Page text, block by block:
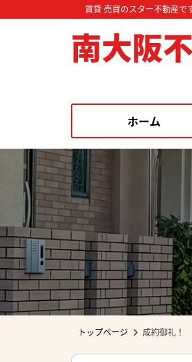
賃貸 売買のスター不動産で
南大阪
ホーム
トップページ 成約御礼！